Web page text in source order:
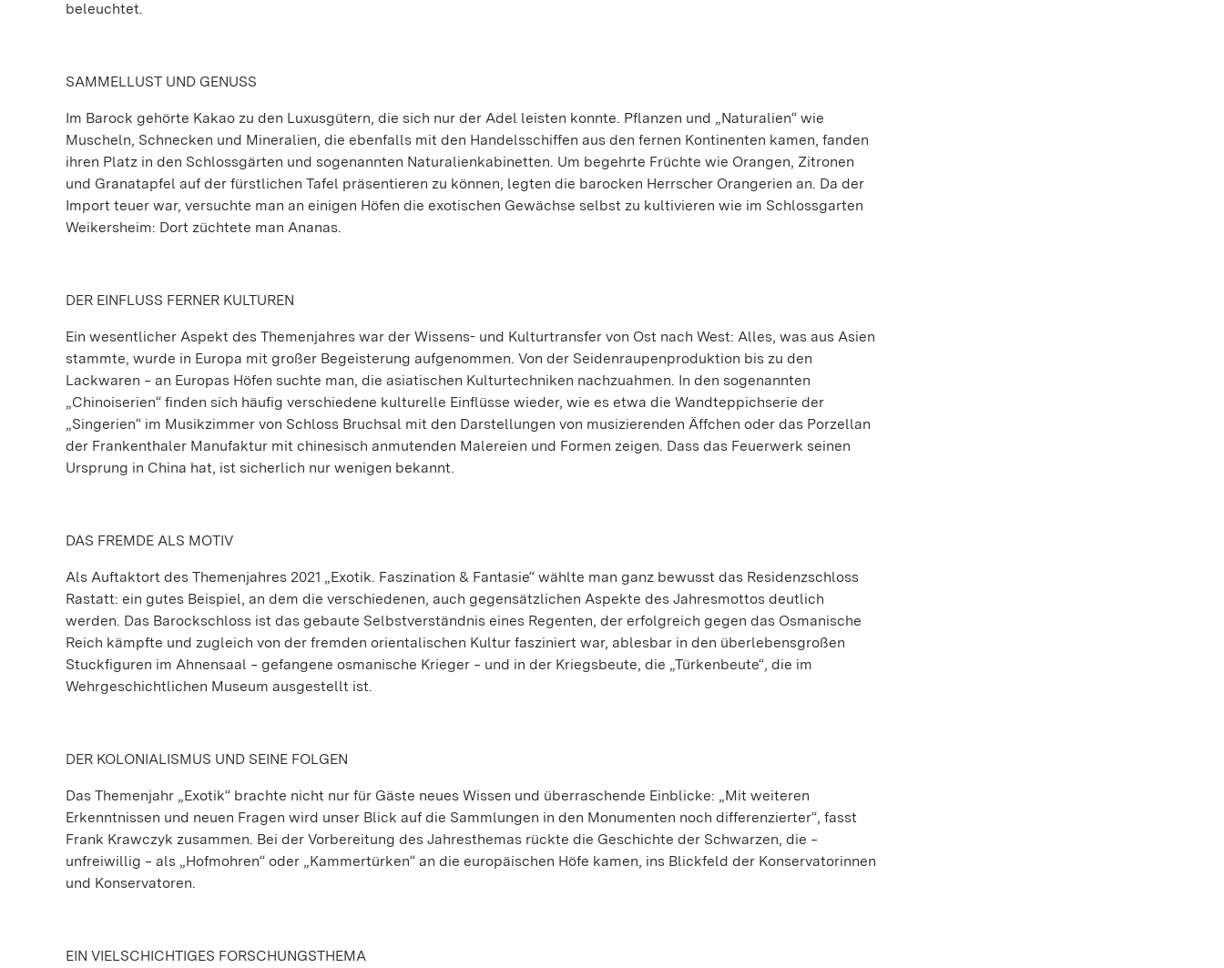
beleuchtet.
SAMMELLUST UND GENUSS
Im Barock gehörte Kakao zu den Luxusgütern, die sich nur der Adel leisten konnte. Pflanzen und „Naturalien“ wie
Muscheln, Schnecken und Mineralien, die ebenfalls mit den Handelsschiffen aus den fernen Kontinenten kamen, fanden
ihren Platz in den Schlossgärten und sogenannten Naturalienkabinetten. Um begehrte Früchte wie Orangen, Zitronen
und Granatapfel auf der fürstlichen Tafel präsentieren zu können, legten die barocken Herrscher Orangerien an. Da der
Import teuer war, versuchte man an einigen Höfen die exotischen Gewächse selbst zu kultivieren wie im Schlossgarten
Weikersheim: Dort züchtete man Ananas.
DER EINFLUSS FERNER KULTUREN
Ein wesentlicher Aspekt des Themenjahres war der Wissens- und Kulturtransfer von Ost nach West: Alles, was aus Asien
stammte, wurde in Europa mit großer Begeisterung aufgenommen. Von der Seidenraupenproduktion bis zu den
Lackwaren ‒ an Europas Höfen suchte man, die asiatischen Kulturtechniken nachzuahmen. In den sogenannten
„Chinoiserien“ finden sich häufig verschiedene kulturelle Einflüsse wieder, wie es etwa die Wandteppichserie der
„Singerien“ im Musikzimmer von Schloss Bruchsal mit den Darstellungen von musizierenden Äffchen oder das Porzellan
der Frankenthaler Manufaktur mit chinesisch anmutenden Malereien und Formen zeigen. Dass das Feuerwerk seinen
Ursprung in China hat, ist sicherlich nur wenigen bekannt.
DAS FREMDE ALS MOTIV
Als Auftaktort des Themenjahres 2021 „Exotik. Faszination & Fantasie“ wählte man ganz bewusst das Residenzschloss
Rastatt: ein gutes Beispiel, an dem die verschiedenen, auch gegensätzlichen Aspekte des Jahresmottos deutlich
werden. Das Barockschloss ist das gebaute Selbstverständnis eines Regenten, der erfolgreich gegen das Osmanische
Reich kämpfte und zugleich von der fremden orientalischen Kultur fasziniert war, ablesbar in den überlebensgroßen
Stuckfiguren im Ahnensaal ‒ gefangene osmanische Krieger ‒ und in der Kriegsbeute, die „Türkenbeute“, die im
Wehrgeschichtlichen Museum ausgestellt ist.
DER KOLONIALISMUS UND SEINE FOLGEN
Das Themenjahr „Exotik“ brachte nicht nur für Gäste neues Wissen und überraschende Einblicke: „Mit weiteren
Erkenntnissen und neuen Fragen wird unser Blick auf die Sammlungen in den Monumenten noch differenzierter“, fasst
Frank Krawczyk zusammen. Bei der Vorbereitung des Jahresthemas rückte die Geschichte der Schwarzen, die ‒
unfreiwillig ‒ als „Hofmohren“ oder „Kammertürken“ an die europäischen Höfe kamen, ins Blickfeld der Konservatorinnen
und Konservatoren.
EIN VIELSCHICHTIGES FORSCHUNGSTHEMA